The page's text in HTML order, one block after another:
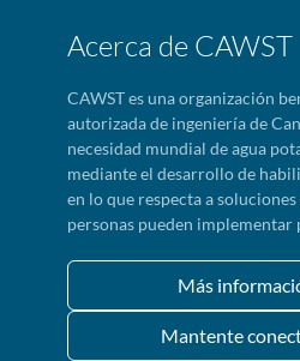
Acerca de CAWST
CAWST es una organización
autorizada de ingeniería de
necesidad mundial de agua
mediante el desarrollo de
en lo que respecta a
personas pueden implementar
Más
Mantente